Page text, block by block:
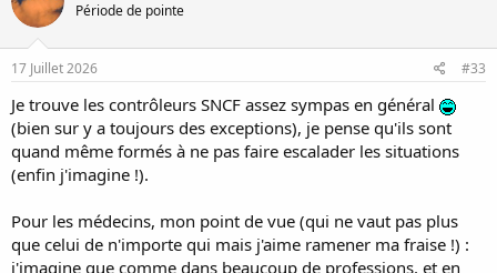
Période de pointe
17 Juillet 2026 #33
Je trouve les contrôleurs SNCF assez sympas en général
(bien sur y a toujours des exceptions), je pense qu'ils sont
quand même formés à ne pas faire escalader les situations
(enfin j'imagine !).
Pour les médecins, mon point de vue (qui ne vaut pas plus
que celui de n'importe qui mais j'aime ramener ma fraise !) :
j'imagine que comme dans beaucoup de professions, et en